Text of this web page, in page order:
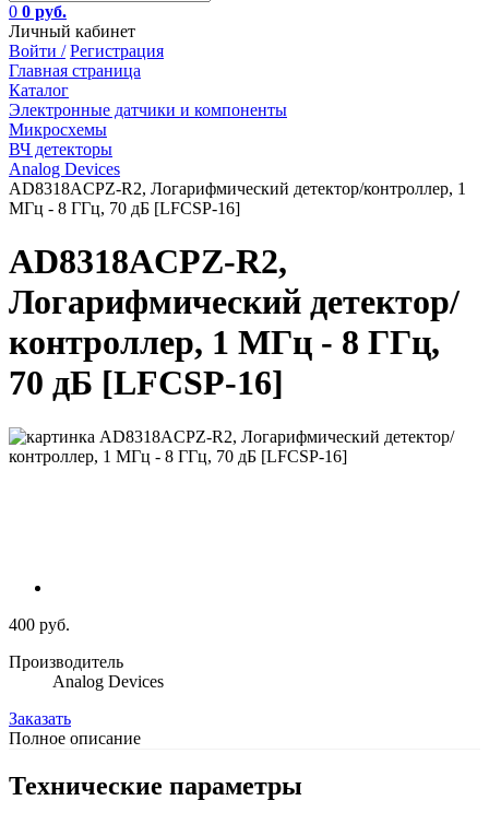
0 0 руб.
Личный кабинет
Войти / Регистрация
Главная страница
Каталог
Электронные датчики и компоненты
Микросхемы
ВЧ детекторы
Analog Devices
AD8318ACPZ-R2, Логарифмический детектор/контроллер, 1
МГц - 8 ГГц, 70 дБ [LFCSP-16]
AD8318ACPZ-R2,
Логарифмический детектор/
контроллер, 1 МГц - 8 ГГц,
70 дБ [LFCSP-16]
400 руб.
Производитель
Analog Devices
Заказать
Полное описание
Технические параметры